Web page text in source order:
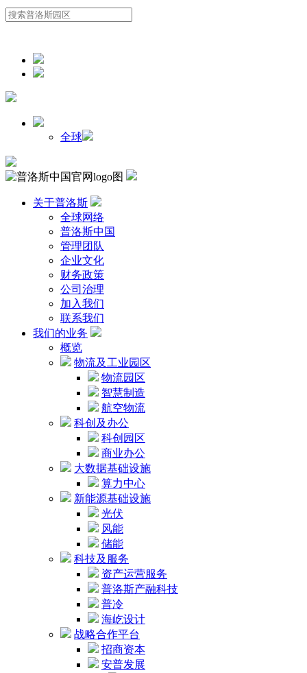
全球
关于普洛斯
全球网络
普洛斯中国
管理团队
企业文化
财务政策
公司治理
加入我们
联系我们
我们的业务
概览
物流及工业园区
物流园区
智慧制造
航空物流
科创及办公
科创园区
商业办公
大数据基础设施
算力中心
新能源基础设施
光伏
风能
储能
科技及服务
资产运营服务
普洛斯产融科技
普冷
海屹设计
战略合作平台
招商资本
安普发展